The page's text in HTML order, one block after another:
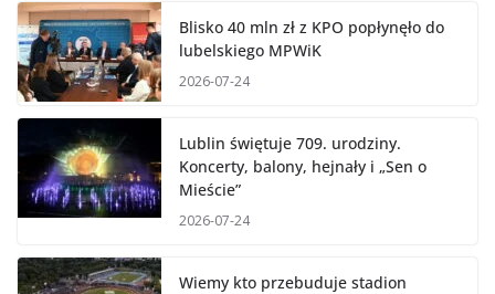
Blisko 40 mln zł z KPO popłynęło do
lubelskiego MPWiK
2026-07-24
Lublin świętuje 709. urodziny.
Koncerty, balony, hejnały i „Sen o
Mieście”
2026-07-24
Wiemy kto przebuduje stadion